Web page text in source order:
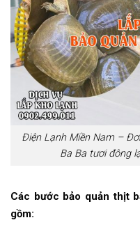
Điện Lạnh Miền Nam –
Ba Ba tươi đông
Các bước bảo quản thịt
gồm: